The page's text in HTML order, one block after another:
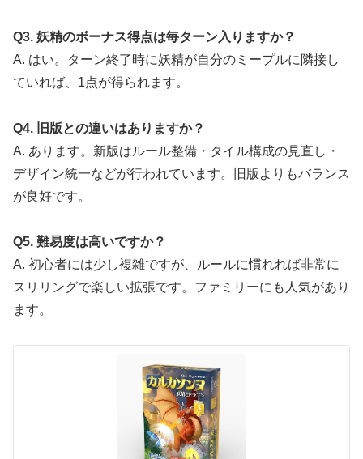
Q3. 妖精のボーナス得点は毎ターン入りますか？
A. はい。ターン終了時に妖精が自分のミープルに隣接し
ていれば、1点が得られます。
Q4. 旧版との違いはありますか？
A. あります。新版はルール整備・タイル構成の見直し・
デザイン統一などが行われています。旧版よりもバランス
が良好です。
Q5. 難易度は高いですか？
A. 初心者には少し複雑ですが、ルールに慣れれば非常に
スリリングで楽しい拡張です。ファミリーにも人気があり
ます。